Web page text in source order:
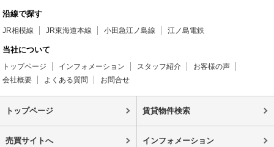
沿線で探す
JR相模線 JR東海道本線 小田急江ノ島線 江ノ島電鉄
当社について
トップページ インフォメーション スタッフ紹介
お客様の声
会社概要
よくある質問 お問合せ
トップページ 賃貸物件検索
売買サイトへ インフォメーション